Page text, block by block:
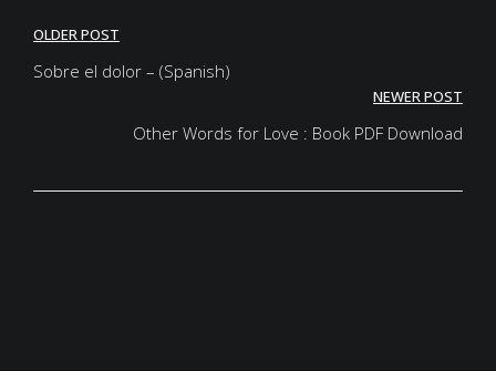
Post
navigation
OLDER POST
Sobre el dolor – (Spanish)
NEWER POST
Other Words for Love : Book PDF Download